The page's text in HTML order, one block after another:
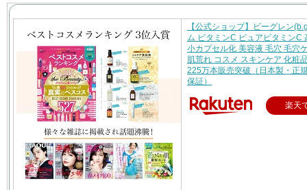
【公式ショップ】ビーグレン
ム ビタミンC ピュアビタミンC
小カプセル化 美容液 毛穴 毛穴
肌荒れ コスメ スキンケア 化粧
225万本販売突破（日本製・正
保証）
楽天